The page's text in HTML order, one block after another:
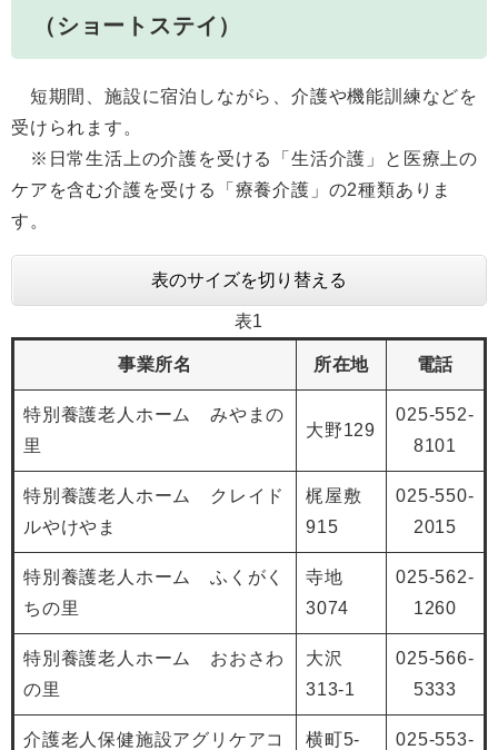
（ショートステイ）
短期間、施設に宿泊しながら、介護や機能訓練などを
受けられます。
※日常生活上の介護を受ける「生活介護」と医療上の
ケアを含む介護を受ける「療養介護」の2種類ありま
す。
表のサイズを切り替える
表1
事業所名 所在地 電話
特別養護老人ホーム みやまの
里
大野129
025-552-
8101
特別養護老人ホーム クレイド
ルやけやま
梶屋敷
915
025-550-
2015
特別養護老人ホーム ふくがく
ちの里
寺地
3074
025-562-
1260
特別養護老人ホーム おおさわ
の里
大沢
313-1
025-566-
5333
介護老人保健施設アグリケアコ
横町5-
025-553-